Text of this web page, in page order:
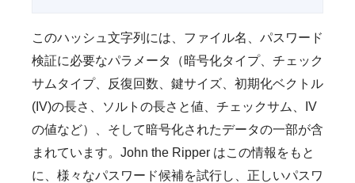
このハッシュ文字列には、ファイル名、パスワード
検証に必要なパラメータ（暗号化タイプ、チェック
サムタイプ、反復回数、鍵サイズ、初期化ベクトル
(IV)の長さ、ソルトの長さと値、チェックサム、IV
の値など）、そして暗号化されたデータの一部が含
まれています。John the Ripper はこの情報をもと
に、様々なパスワード候補を試行し、正しいパスワ